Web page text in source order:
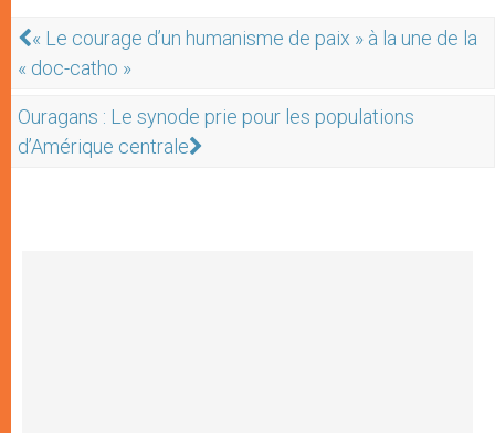
« Le courage d’un humanisme de paix » à la une de la
« doc-catho »
Ouragans : Le synode prie pour les populations
d’Amérique centrale